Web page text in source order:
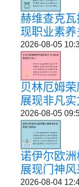
赫维查克
现职业素
2026-08-05
贝林厄姆
展现非凡实
2026-08-05
诺伊尔欧
展现门神风
2026-08-04